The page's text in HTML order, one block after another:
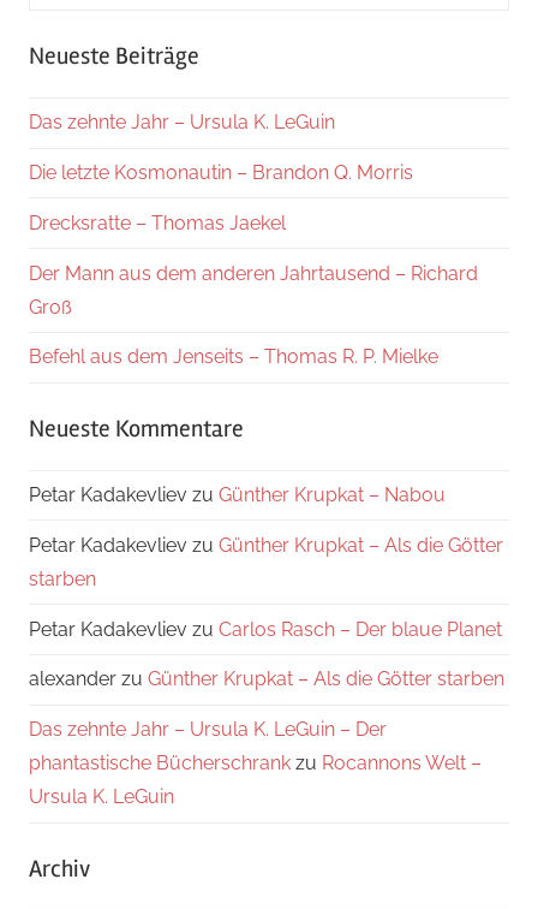
Neueste Beiträge
Das zehnte Jahr – Ursula K. LeGuin
Die letzte Kosmonautin – Brandon Q. Morris
Drecksratte – Thomas Jaekel
Der Mann aus dem anderen Jahrtausend – Richard
Groß
Befehl aus dem Jenseits – Thomas R. P. Mielke
Neueste Kommentare
Petar Kadakevliev zu Günther Krupkat – Nabou
Petar Kadakevliev zu Günther Krupkat – Als die Götter
starben
Petar Kadakevliev zu Carlos Rasch – Der blaue Planet
alexander zu Günther Krupkat – Als die Götter starben
Das zehnte Jahr – Ursula K. LeGuin – Der
phantastische Bücherschrank zu Rocannons Welt –
Ursula K. LeGuin
Archiv